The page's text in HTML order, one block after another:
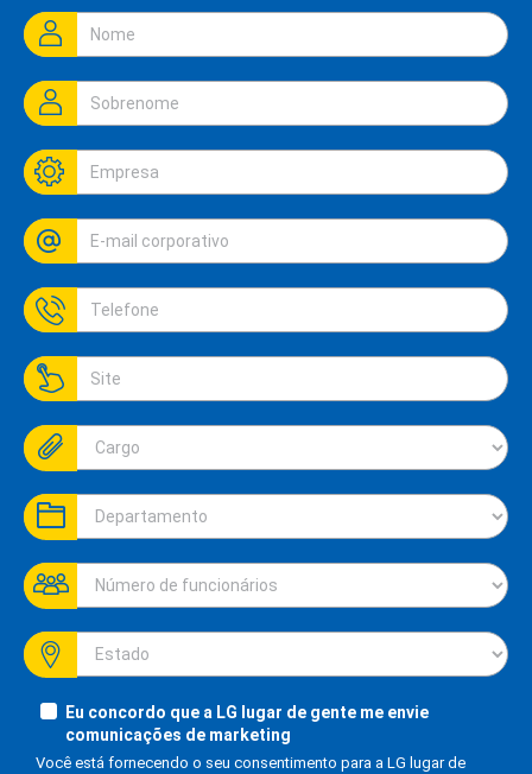
Eu concordo que a LG lugar de gente me envie
comunicações de marketing
Você está fornecendo o seu consentimento para a LG lugar de